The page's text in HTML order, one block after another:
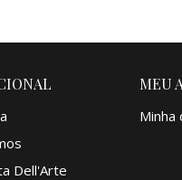
Dell'Arte
MEU
Minha